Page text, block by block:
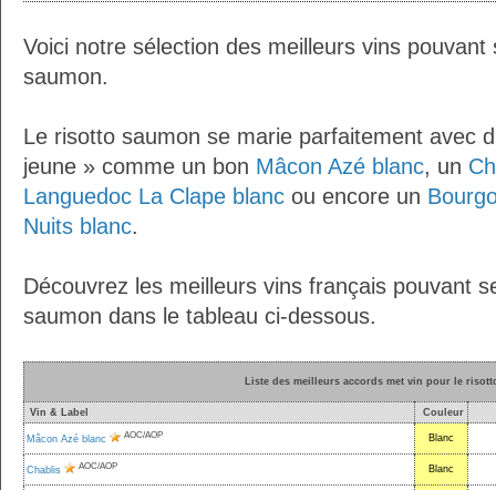
Voici notre sélection des meilleurs vins
saumon.
Le risotto saumon se marie parfaitement avec
jeune » comme un bon Mâcon Azé blanc, un
Languedoc La Clape blanc ou encore un
Nuits blanc.
Découvrez les meilleurs vins français pouvant
saumon dans le tableau ci-dessous.
Liste des meilleurs accords met vin pour le
Vin & Label Couleur
Mâcon Azé blanc AOC/AOP Blanc
Chablis AOC/AOP Blanc